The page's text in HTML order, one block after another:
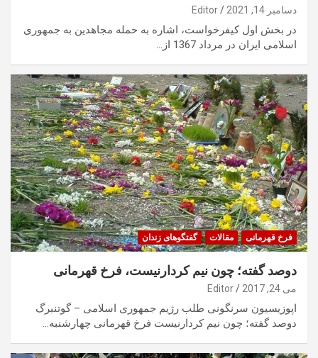
دسامبر 14, 2021 Editor
در بخش اول کیفرخواست، اشاره به حمله مجاهدین به جمهوری
اسلامی ایران در مرداد 1367 از…
فرخ قهرمانی مقالات گفتگوهای زندان
دوصد گفته؛ چون نیم کردارنیست، فرخ قهرمانی
می 24, 2017 Editor
اپوزیسیون سرنگونی طلب رژیم جمهوری اسلامی – گوتنبرگ
دوصد گفته؛ چون نیم کردارنیست فرخ قهرمانی چهارشنبه…